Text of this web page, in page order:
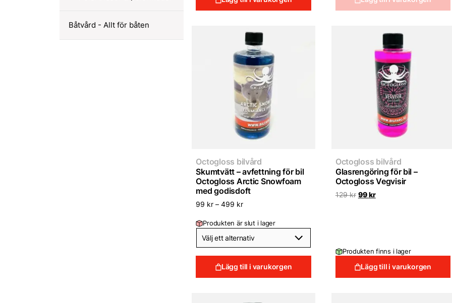
Båtvård - Allt för båten
Octogloss bilvård
Skumtvätt – avfettning för bil
Octogloss Arctic Snowfoam
med godisdoft
99 kr –499 kr
Produkten är slut i lager
Lägg till i varukorgen
Octogloss bilvård
Glasrengöring för bil –
Octogloss Vegvisir
129kr Det
99krDet
Produkten finns i lager
Lägg till i varukorgen